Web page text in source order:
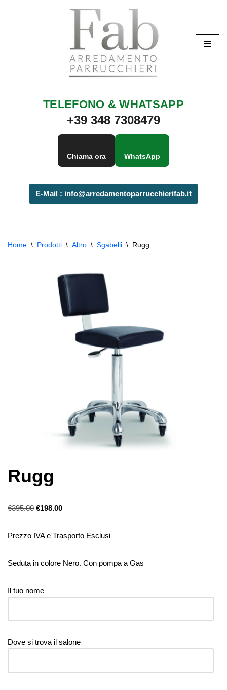
TELEFONO & WHATSAPP
+39 348 7308479
Chiama ora WhatsApp
E-Mail : info@arredamentoparrucchierifab.it
Home \ Prodotti \ Altro \ Sgabelli \ Rugg
Rugg
€395.00 €198.00
Prezzo IVA e Trasporto Esclusi
Seduta in colore Nero. Con pompa a Gas
Il tuo nome
Dove si trova il salone